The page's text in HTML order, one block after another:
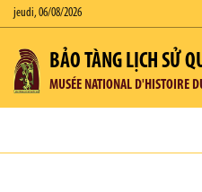
jeudi, 06/08/2026
BẢO TÀNG LỊCH SỬ
MUSÉE NATIONAL D'HISTOIRE